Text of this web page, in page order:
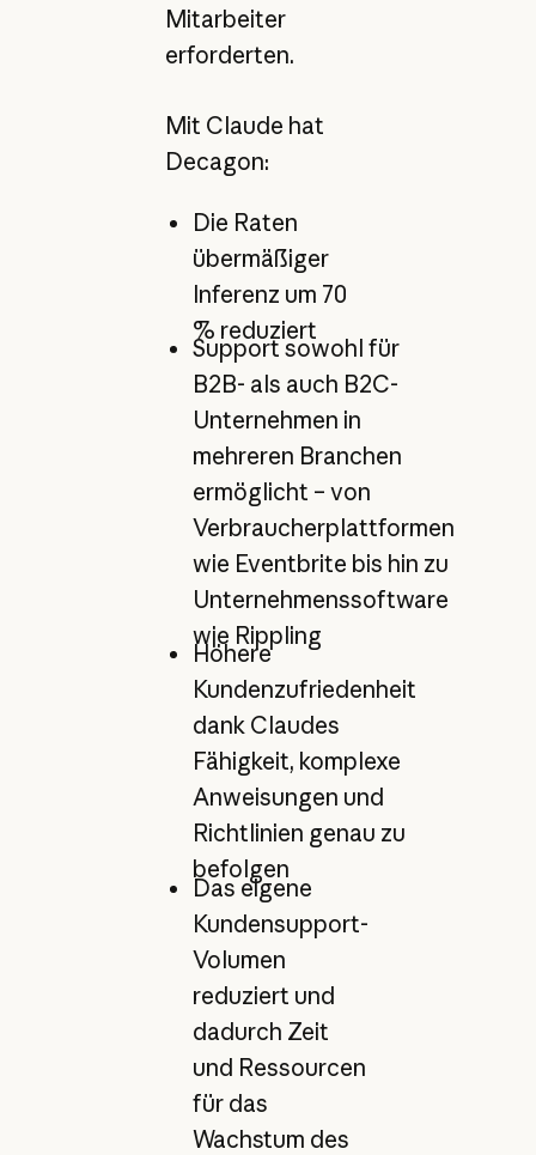
Mitarbeiter
erforderten.
Mit Claude hat
Decagon:
Die Raten
übermäßiger
Inferenz um 70
% reduziert
Support sowohl für
B2B- als auch B2C-
Unternehmen in
mehreren Branchen
ermöglicht – von
Verbraucherplattformen
wie Eventbrite bis hin zu
Unternehmenssoftware
wie Rippling
Höhere
Kundenzufriedenheit
dank Claudes
Fähigkeit, komplexe
Anweisungen und
Richtlinien genau zu
befolgen
Das eigene
Kundensupport-
Volumen
reduziert und
dadurch Zeit
und Ressourcen
für das
Wachstum des